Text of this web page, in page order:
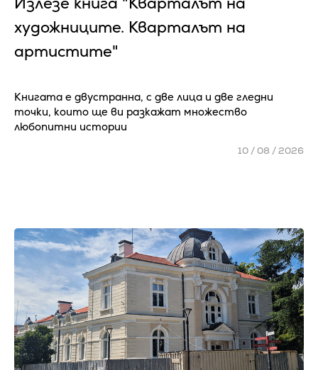
художниците. Кварталът на
артистите"
Книгата е двустранна, с две лица и две гледни
точки, които ще ви разкажат множество
любопитни истории
10 / 08 / 2026